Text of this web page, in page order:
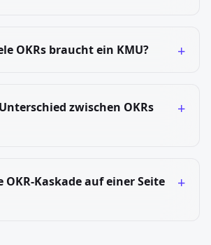
OKRs braucht ein KMU? +
zwischen OKRs
+
OKR-Kaskade auf einer Seite
+